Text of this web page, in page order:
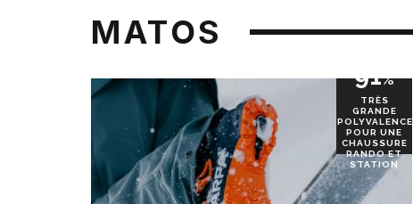
MATOS
91%
TRÈS
GRANDE
POLYVALENCE
POUR UNE
CHAUSSURE
RANDO ET
STATION